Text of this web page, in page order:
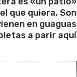
que quiera, Son
en guaguas
a parir aquí